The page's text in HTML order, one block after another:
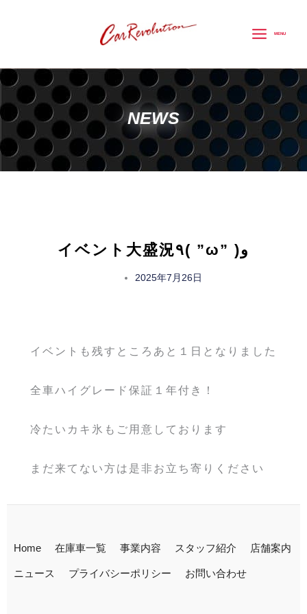
キ
プ
MENU
NEWS
イベント大盛況٩( ”ω” )و
2025年7月26日
イベントも残すところあと１日となりました
全車ハイグレード保証１年付き！
冷たいカキ氷もご用意しております
まだ来てない方は是非お立ち寄りください
Home 在庫車一覧 事業内容 スタッフ紹介 店舗案内
ニュース プライバシーポリシー お問い合わせ